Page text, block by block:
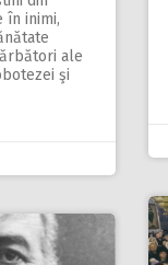
în inimi,
ale
şi